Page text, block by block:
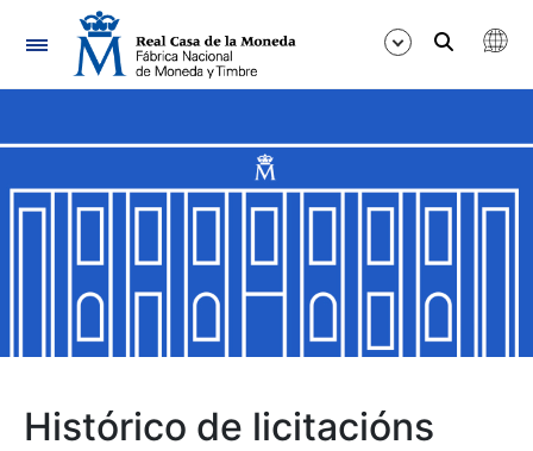
Navegación
Mostrar/Ocultar
Mostrar/Ocultar
Mostrar/Ocultar
Histórico de licitacións